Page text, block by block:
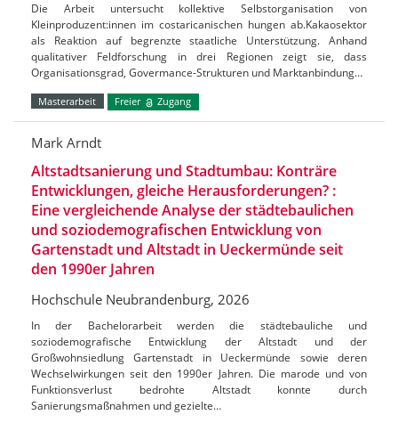
Die Arbeit untersucht kollektive Selbstorganisation von
Kleinproduzent:innen im costaricanischen hungen ab.Kakaosektor
als Reaktion auf begrenzte staatliche Unterstützung. Anhand
qualitativer Feldforschung in drei Regionen zeigt sie, dass
Organisationsgrad, Govermance-Strukturen und Marktanbindung…
Masterarbeit Freier Zugang
Mark Arndt
Altstadtsanierung und Stadtumbau: Konträre
Entwicklungen, gleiche Herausforderungen? :
Eine vergleichende Analyse der städtebaulichen
und soziodemografischen Entwicklung von
Gartenstadt und Altstadt in Ueckermünde seit
den 1990er Jahren
Hochschule Neubrandenburg, 2026
In der Bachelorarbeit werden die städtebauliche und
soziodemografische Entwicklung der Altstadt und der
Großwohnsiedlung Gartenstadt in Ueckermünde sowie deren
Wechselwirkungen seit den 1990er Jahren. Die marode und von
Funktionsverlust bedrohte Altstadt konnte durch
Sanierungsmaßnahmen und gezielte…